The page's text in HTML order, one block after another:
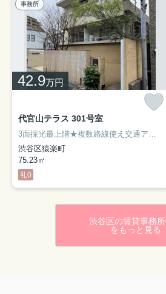
事務所
42.9万円
代官山テラス 301号室
3面採光最上階★複数路線使え交通アクセス良好！駅チカ☆「代官山」駅より徒歩4分★内装リニューアル工事実施☆設備も多彩で快適にご使用頂けます★
渋谷区猿楽町
75.23㎡
礼0
渋谷区の賃貸事務
をもっと見る